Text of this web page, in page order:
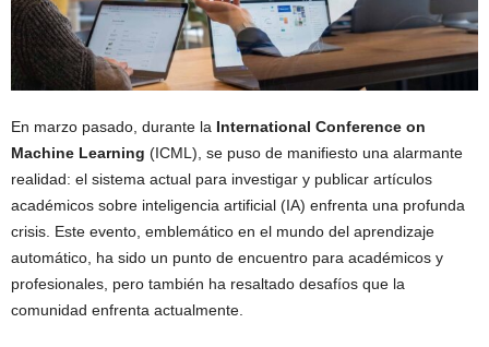
En marzo pasado, durante la International Conference on
Machine Learning (ICML), se puso de manifiesto una alarmante
realidad: el sistema actual para investigar y publicar artículos
académicos sobre inteligencia artificial (IA) enfrenta una profunda
crisis. Este evento, emblemático en el mundo del aprendizaje
automático, ha sido un punto de encuentro para académicos y
profesionales, pero también ha resaltado desafíos que la
comunidad enfrenta actualmente.